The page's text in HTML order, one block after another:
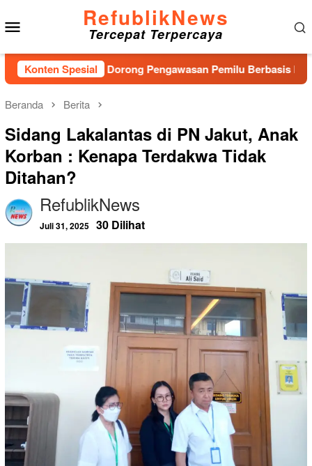
ke
konten
RefublikNews
Tercepat Terpercaya
Konten Spesial
Dorong Pengawasan Pemilu Berbasis Masyarakat
Beranda Berita
Sidang Lakalantas di PN Jakut, Anak
Korban : Kenapa Terdakwa Tidak
Ditahan?
RefublikNews
Juli 31, 2025 30 Dilihat